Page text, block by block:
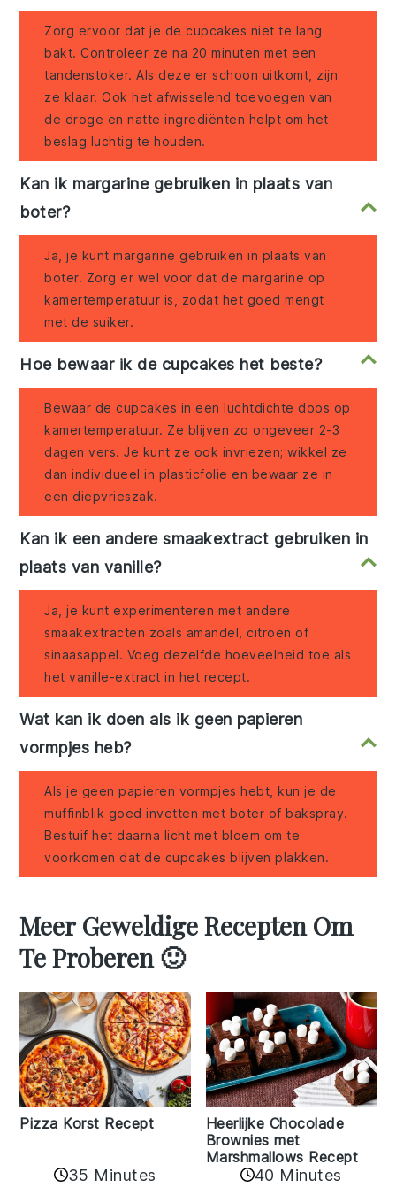
Zorg ervoor dat je de cupcakes niet te lang
bakt. Controleer ze na 20 minuten met een
tandenstoker. Als deze er schoon uitkomt, zijn
ze klaar. Ook het afwisselend toevoegen van
de droge en natte ingrediënten helpt om het
beslag luchtig te houden.
Kan ik margarine gebruiken in plaats van
boter?
Ja, je kunt margarine gebruiken in plaats van
boter. Zorg er wel voor dat de margarine op
kamertemperatuur is, zodat het goed mengt
met de suiker.
Hoe bewaar ik de cupcakes het beste?
Bewaar de cupcakes in een luchtdichte doos op
kamertemperatuur. Ze blijven zo ongeveer 2-3
dagen vers. Je kunt ze ook invriezen; wikkel ze
dan individueel in plasticfolie en bewaar ze in
een diepvrieszak.
Kan ik een andere smaakextract gebruiken in
plaats van vanille?
Ja, je kunt experimenteren met andere
smaakextracten zoals amandel, citroen of
sinaasappel. Voeg dezelfde hoeveelheid toe als
het vanille-extract in het recept.
Wat kan ik doen als ik geen papieren
vormpjes heb?
Als je geen papieren vormpjes hebt, kun je de
muffinblik goed invetten met boter of bakspray.
Bestuif het daarna licht met bloem om te
voorkomen dat de cupcakes blijven plakken.
Meer Geweldige Recepten Om
Te Proberen 🙂
Pizza Korst Recept
35 Minutes
Heerlijke Chocolade
Brownies met
Marshmallows Recept
40 Minutes